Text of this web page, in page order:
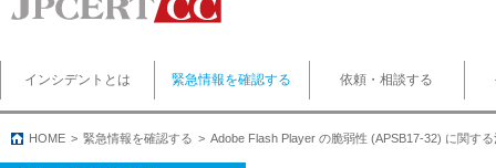
インシデントとは 緊急情報を確認する 依頼・相談する
HOME 緊急情報を確認する Adobe Flash Player の脆弱性 (APSB17-32) に関す